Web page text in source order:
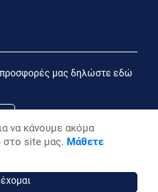
προσφορές μας δηλώστε εδώ
email
να κάνουμε ακόμα
στο site μας. Μάθετε